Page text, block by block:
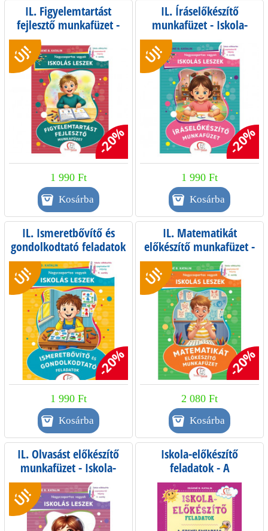
IL. Figyelemtartást
fejlesztő munkafüzet -
Iskola-előkészítés
szeptembertől májusig -
0. osztály
-20%
ÚJ!
1 990 Ft
IL. Íráselőkészítő
munkafüzet - Iskola-
előkészítés
szeptembertől májusig -
0. osztály
-20%
ÚJ!
1 990 Ft
IL. Ismeretbővítő és
gondolkodtató feladatok
- Iskola-előkészítés
szeptembertől májusig -
0. osztály
-20%
ÚJ!
1 990 Ft
IL. Matematikát
előkészítő munkafüzet -
Iskola-előkészítés
szeptembertől májusig -
0. osztály
-20%
ÚJ!
2 080 Ft
IL. Olvasást előkészítő
munkafüzet - Iskola-
előkészítés
szeptembertől májusig -
0. osztály
ÚJ!
Iskola-előkészítő
feladatok - A
figyelemtartás edzéséhez